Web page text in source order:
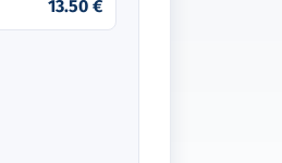
13.50 €